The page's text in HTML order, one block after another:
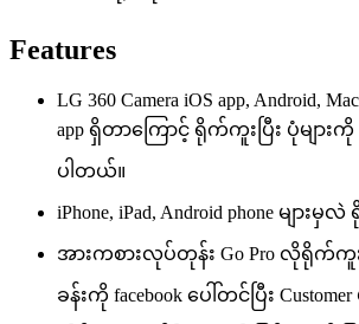
Features
LG 360 Camera iOS app, Android,
app ရှိတာကြောင့် ရိုက်ကူးပြီး ပုံမျ
ပါတယ်။
iPhone, iPad, Android phone မျာ
အားကစားလုပ်တုန်း Go Pro လိုရိုက်
ခန်းကို facebook ပေါ်တင်ပြီး Customer